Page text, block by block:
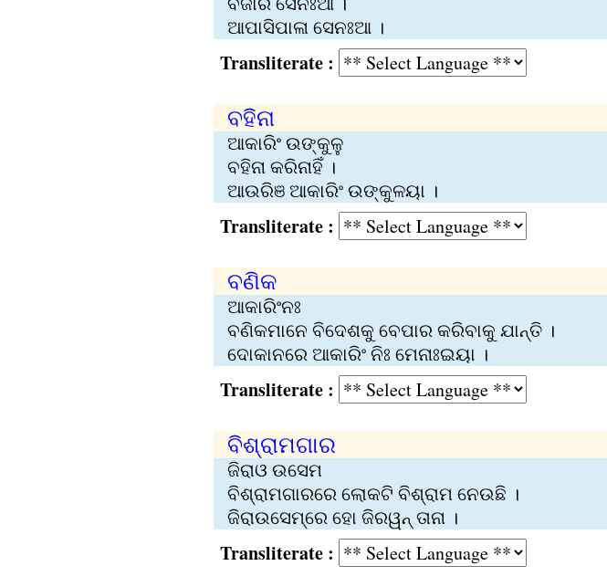
ଆପାସିପାଳା ସେନଃଆ ।
Transliterate :
ବହିନା
ଆକାରିଂ ଉଙ୍କୁଳୁ
ବହିନା କରିନାହିଁ ।
ଆଉରିଞ ଆକାରିଂ ଉଙ୍କୁଳୟା ।
Transliterate :
ବଣିକ
ଆକାରିଂନଃ
ବଣିକମାନେ ବିଦେଶକୁ ବେପାର କରିବାକୁ ଯାନ୍ତି ।
ଦୋକାନରେ ଆକାରିଂ ନିଃ ମେନାଃଇୟା ।
Transliterate :
ବିଶ୍ରାମଗାର
ଜିରାଓ ଉସେମ
ବିଶ୍ରାମଗାରରେ ଲୋକଟି ବିଶ୍ରାମ ନେଉଛି ।
ଜିରାଉସେମ୍‍‌ରେ ହୋ ଜିରୱନ୍‍ ତାନା ।
Transliterate :